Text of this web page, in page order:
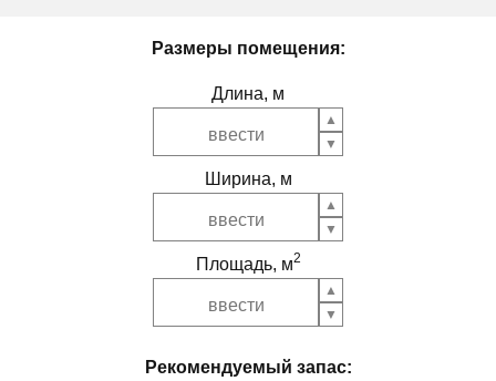
Размеры помещения:
Длина, м
Ширина, м
Площадь, м2
Рекомендуемый запас: